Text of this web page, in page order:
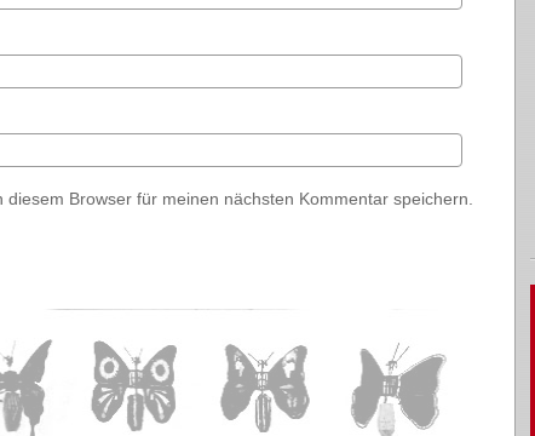
Browser für meinen nächsten Kommentar speichern.